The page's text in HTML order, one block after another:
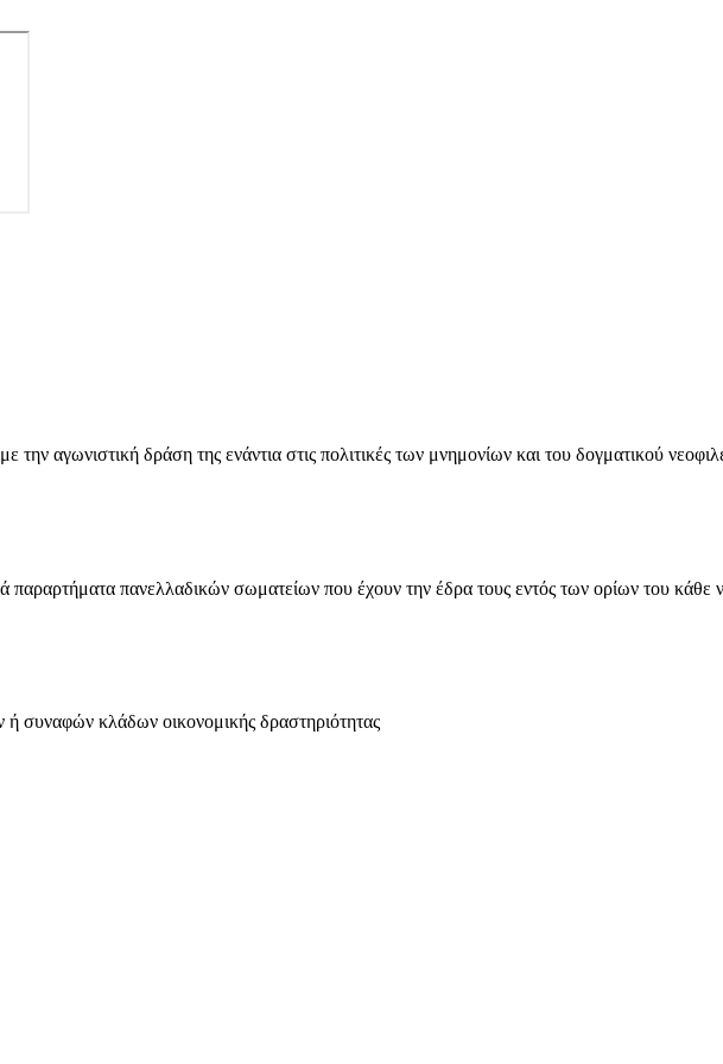
αγωνιστική δράση της ενάντια στις πολιτικές των μνημονίων και του δογματικού
παραρτήματα πανελλαδικών σωματείων που έχουν την έδρα τους εντός των ορίων του κάθε
συναφών κλάδων οικονομικής δραστηριότητας